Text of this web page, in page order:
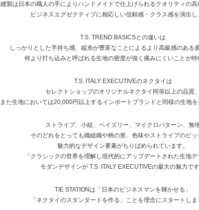
縫製は日本の職人の手によりハンドメイドで仕上げられるクオリティの高
ビジネスエグゼクティブに相応しい信頼感・クラス感を演出し
T.S. TREND BASICSとの違いは
しっかりとした手持ち感、縦糸が豊富なことによるより高級感のある
何より打ち込みと呼ばれる生地の密度が強く痛みにくいことが特
T.S. ITALY EXECUTIVEのネクタイは
セレクトショップのオリジナルネクタイ同等以上の品質、
また生地においては20,000円以上するインポートブランドと同様の生地を
ストライプ、小紋、ペイズリー、マイクロパターン、無
そのどれをとっても織組織や柄の形、色味やストライプのピッ
魅力的なデザイン要素がちりばめられています。
「クラシックの世界を理解し現代的にアップデートされた生地デ
モダンデザインが T.S. ITALY EXECUTIVEの最大の魅力です
TIE STATIONは「日本のビジネスマンを輝かせる」
「ネクタイのスタンダードを作る」ことを理念にスタートしま